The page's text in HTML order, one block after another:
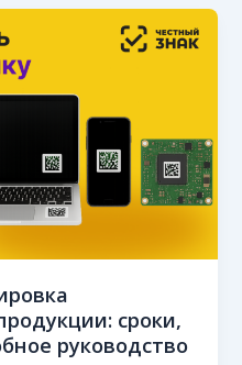
сроки,
руководство